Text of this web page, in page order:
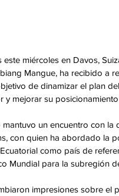
miércoles en Davos,
Mangue, ha recibido a
de dinamizar el plan
y mejorar su
un encuentro con la
con quien ha abordado la
como país de
Mundial para la subregión
impresiones sobre el